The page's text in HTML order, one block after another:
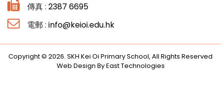
傳真 : 2387 6695
電郵 : info@keioi.edu.hk
Copyright © 2026. SKH Kei Oi Primary School, All Rights Reserved
Web Design By East Technologies